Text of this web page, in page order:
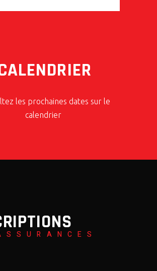
N
E
E
È
É
N
les prochaines dates sur le
calendrier